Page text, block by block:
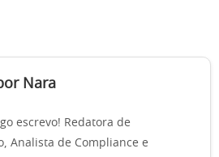
Nara
escrevo! Redatora de
Analista de Compliance e